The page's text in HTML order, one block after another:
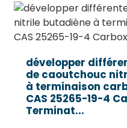
développer
de caoutchouc
à terminaison
CAS 25265-19-4
Terminat...